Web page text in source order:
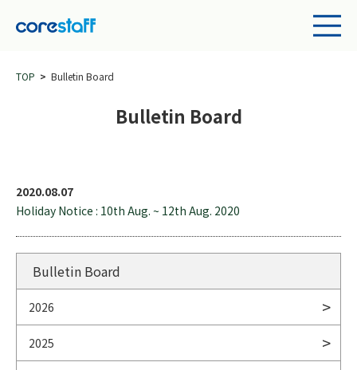
TOP Bulletin Board
Bulletin Board
2020.08.07
Holiday Notice : 10th Aug. ~ 12th Aug. 2020
Bulletin Board
2026
2025